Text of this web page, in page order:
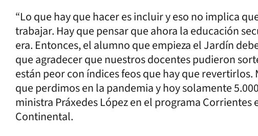
“Lo que hay que hacer es incluir y eso no implica
trabajar. Hay que pensar que ahora la educación
era. Entonces, el alumno que empieza el Jardín
que agradecer que nuestros docentes pudieron
están peor con índices feos que hay que
que perdimos en la pandemia y hoy solamente
ministra Práxedes López en el programa
Continental.